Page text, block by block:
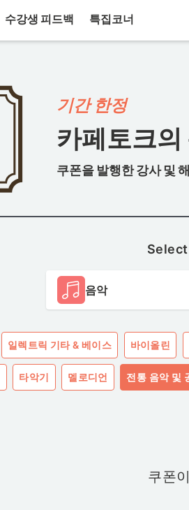
수강생 피드백 특집코너
기간 한정
카페토크의
쿠폰을 발행한 강사 및
음악
일렉트릭 기타 & 베이스 바이올린
타악기 멜로디언 전통 음악 및
쿠폰